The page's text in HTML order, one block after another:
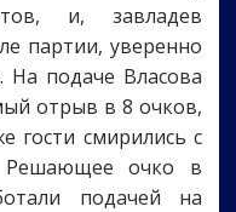
и, завладев
партии, уверенно
На подаче Власова
отрыв в 8 очков,
гости смирились с
Решающее очко в
подачей на